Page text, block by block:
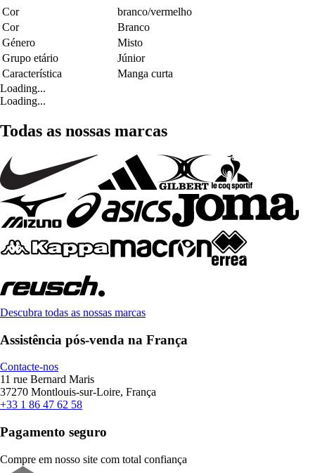
Cor
branco/vermelho
Cor
Branco
Género
Misto
Grupo etário
Júnior
Característica
Manga curta
Loading...
Loading...
Todas as nossas marcas
Descubra todas as nossas marcas
Assistência pós-venda na França
Contacte-nos
11 rue Bernard Maris
37270 Montlouis-sur-Loire, França
+33 1 86 47 62 58
Pagamento seguro
Compre em nosso site com total confiança